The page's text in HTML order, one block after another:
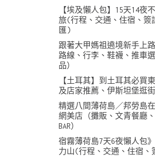
【埃及懶人包】15天14夜
旅(行程、交通、住宿、簽
匯)
跟著大甲媽祖遶境新手上
路線、行李、鞋襪、推車
品）
【土耳其】到土耳其必買
及店家推薦、伊斯坦堡逛
精選八間薄荷島／邦勞島
網美店（攤販、文青餐廳
BAR）
宿霧薄荷島7天6夜懶人包
力山(行程、交通、住宿、